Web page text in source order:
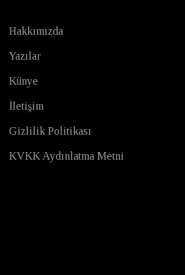
Hakkımızda
Yazılar
Künye
İletişim
Gizlilik Politikası
KVKK Aydınlatma Metni